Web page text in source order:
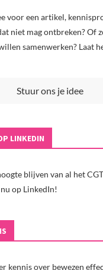
voor een artikel,
niet mag ontbreken? Of
samenwerken? Laat
Stuur ons je idee
LINKEDIN
blijven van al het
op LinkedIn!
kennis over bewezen